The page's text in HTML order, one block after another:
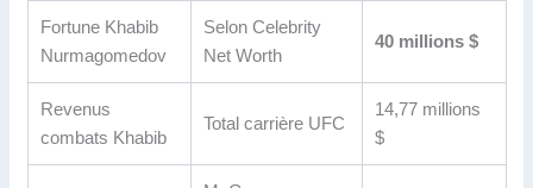
Fortune Khabib
Nurmagomedov
Selon Celebrity
Net Worth
40 millions $
Revenus
combats Khabib
Total carrière UFC
14,77 millions
$